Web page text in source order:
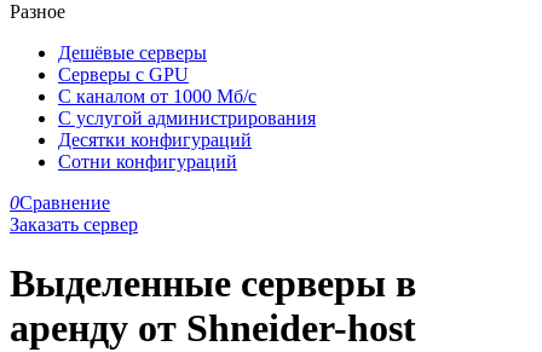
Разное
Дешёвые серверы
Серверы с GPU
С каналом от 1000 Мб/с
С услугой администрирования
Десятки конфигураций
Сотни конфигураций
0Сравнение
Заказать сервер
Выделенные серверы в
аренду от Shneider-host